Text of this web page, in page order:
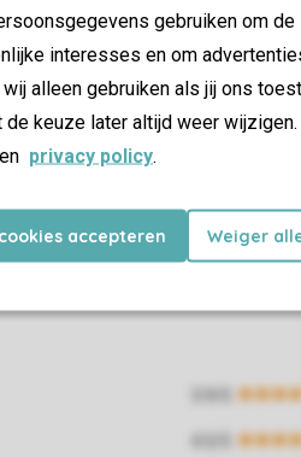
gebruiken om
interesses en om
alleen gebruiken als jij ons
de keuze later altijd weer
en privacy policy.
accepteren Weiger